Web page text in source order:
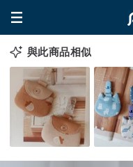
與此商品相似